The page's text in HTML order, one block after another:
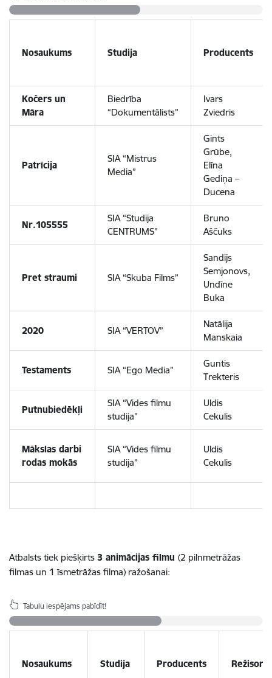
Nosaukums Studija Producents
Kočers un
Māra
Biedrība
“Dokumentālists”
Ivars
Zviedris
Patrīcija
SIA “Mistrus
Media”
Gints
Grūbe,
Elīna
Gediņa –
Ducena
Nr.105555
SIA “Studija
CENTRUMS”
Bruno
Aščuks
Pret straumi SIA “Skuba Films”
Sandijs
Semjonovs,
Undīne
Buka
2020 SIA “VERTOV”
Natālija
Manskaia
Testaments SIA “Ego Media”
Guntis
Trekteris
Putnubiedēkļi
SIA “Vides filmu
studija”
Uldis
Cekulis
Mākslas darbi
rodas mokās
SIA “Vides filmu
studija”
Uldis
Cekulis
Atbalsts tiek piešķirts 3 animācijas filmu (2 pilnmetrāžas
filmas un 1 īsmetrāžas filma) ražošanai:
Tabulu iespējams pabīdīt!
Nosaukums Studija Producents Režisors